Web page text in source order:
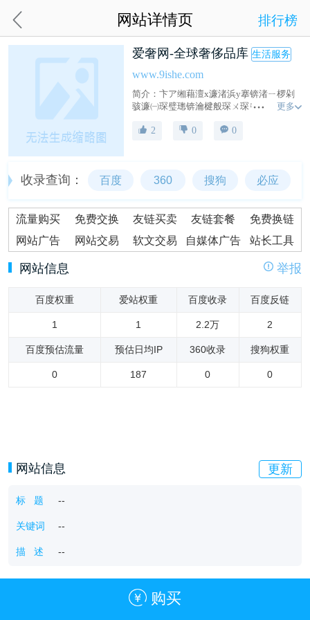
网站详情页 排行榜
爱奢网-全球奢侈品库 生活服务
www.9ishe.com
简介：卞ア缃藉澶х濂渚浜у搴锛渚ㄧ椤剁
骇濂㈠琛璧璁锛瀹楗般琛ㄨ琛ㄣ琚濡缇杞
烘ㄦ渚浠峰肩
更多
2 0 0
收录查询： 百度 360 搜狗 必应
流量购买 免费交换 友链买卖 友链套餐
免费换链
网站广告
网站交易 软文交易 自媒体广告 站长工具
网站信息 举报
百度权重 爱站权重 百度收录 百度反链
1 1 2.2万 2
百度预估流量 预估日均IP 360收录 搜狗权重
0 187 0 0
网站信息 更新
标 题 --
关键词 --
描 述 --
购买